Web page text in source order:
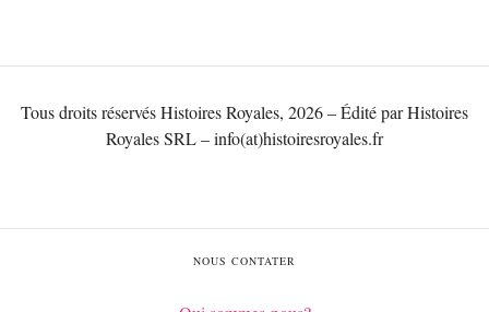
Tous droits réservés Histoires Royales, 2026 – Édité par Histoires
Royales SRL – info(at)histoiresroyales.fr
NOUS CONTATER